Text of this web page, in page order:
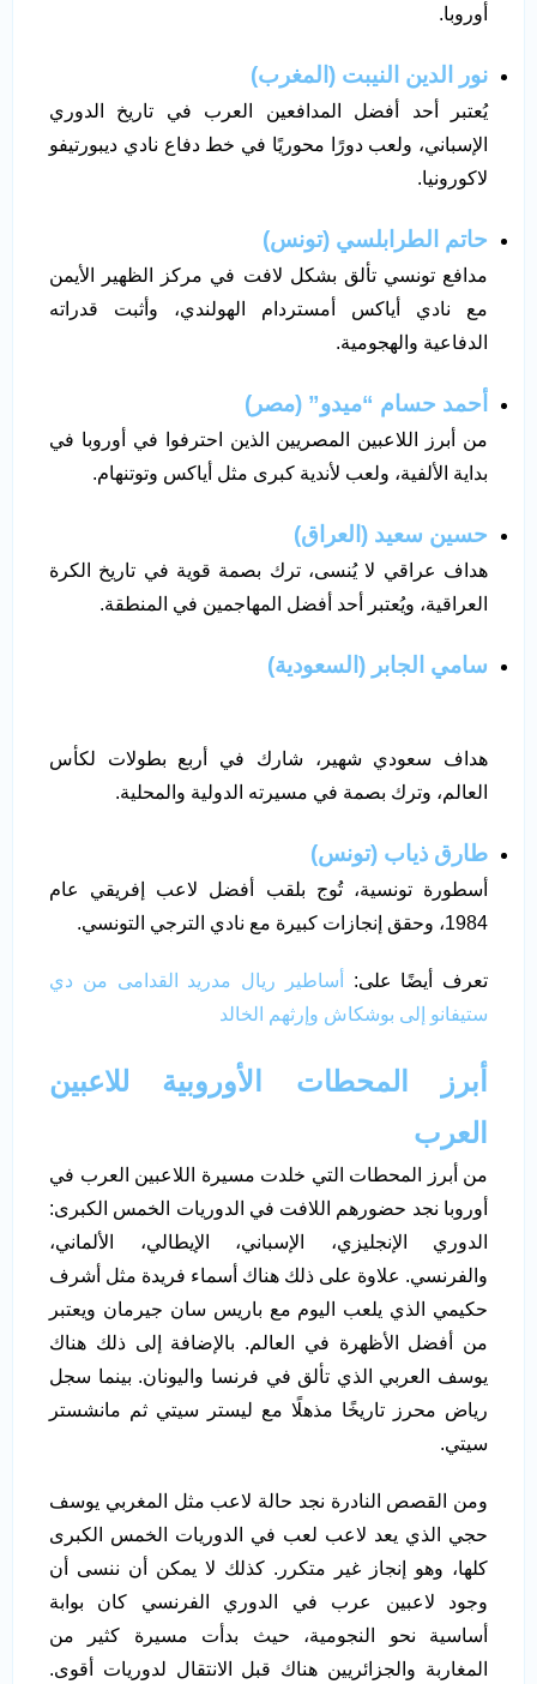
أوروبا.
نور الدين النيبت (المغرب)
يُعتبر أحد أفضل المدافعين العرب في تاريخ الدوري
الإسباني، ولعب دورًا محوريًا في خط دفاع نادي ديبورتيفو
لاكورونيا.
حاتم الطرابلسي (تونس)
مدافع تونسي تألق بشكل لافت في مركز الظهير الأيمن
مع نادي أياكس أمستردام الهولندي، وأثبت قدراته
الدفاعية والهجومية.
أحمد حسام “ميدو” (مصر)
من أبرز اللاعبين المصريين الذين احترفوا في أوروبا في
بداية الألفية، ولعب لأندية كبرى مثل أياكس وتوتنهام.
حسين سعيد (العراق)
هداف عراقي لا يُنسى، ترك بصمة قوية في تاريخ الكرة
العراقية، ويُعتبر أحد أفضل المهاجمين في المنطقة.
سامي الجابر (السعودية)
هداف سعودي شهير، شارك في أربع بطولات لكأس
العالم، وترك بصمة في مسيرته الدولية والمحلية.
طارق ذياب (تونس)
أسطورة تونسية، تُوج بلقب أفضل لاعب إفريقي عام
1984، وحقق إنجازات كبيرة مع نادي الترجي التونسي.
تعرف أيضًا على:
أساطير ريال مدريد القدامى من دي
ستيفانو إلى بوشكاش وإرثهم الخالد
أبرز المحطات الأوروبية للاعبين
العرب
من أبرز المحطات التي خلدت مسيرة اللاعبين العرب في
أوروبا نجد حضورهم اللافت في الدوريات الخمس الكبرى:
الدوري الإنجليزي، الإسباني، الإيطالي، الألماني،
والفرنسي. علاوة على ذلك هناك أسماء فريدة مثل أشرف
حكيمي الذي يلعب اليوم مع باريس سان جيرمان ويعتبر
من أفضل الأظهرة في العالم. بالإضافة إلى ذلك هناك
يوسف العربي الذي تألق في فرنسا واليونان. بينما سجل
رياض محرز تاريخًا مذهلًا مع ليستر سيتي ثم مانشستر
سيتي.
ومن القصص النادرة نجد حالة لاعب مثل المغربي يوسف
حجي الذي يعد لاعب لعب في الدوريات الخمس الكبرى
كلها، وهو إنجاز غير متكرر. كذلك لا يمكن أن ننسى أن
وجود لاعبين عرب في الدوري الفرنسي كان بوابة
أساسية نحو النجومية، حيث بدأت مسيرة كثير من
المغاربة والجزائريين هناك قبل الانتقال لدوريات أقوى.